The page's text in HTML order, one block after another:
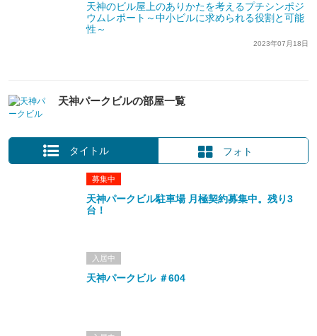
天神のビル屋上のありかたを考えるプチシンポジ
ウムレポート～中小ビルに求められる役割と可能
性～
2023年07月18日
天神パークビルの部屋一覧
タイトル フォト
募集中
天神パークビル駐車場 月極契約募集中。残り3
台！
入居中
天神パークビル ＃604